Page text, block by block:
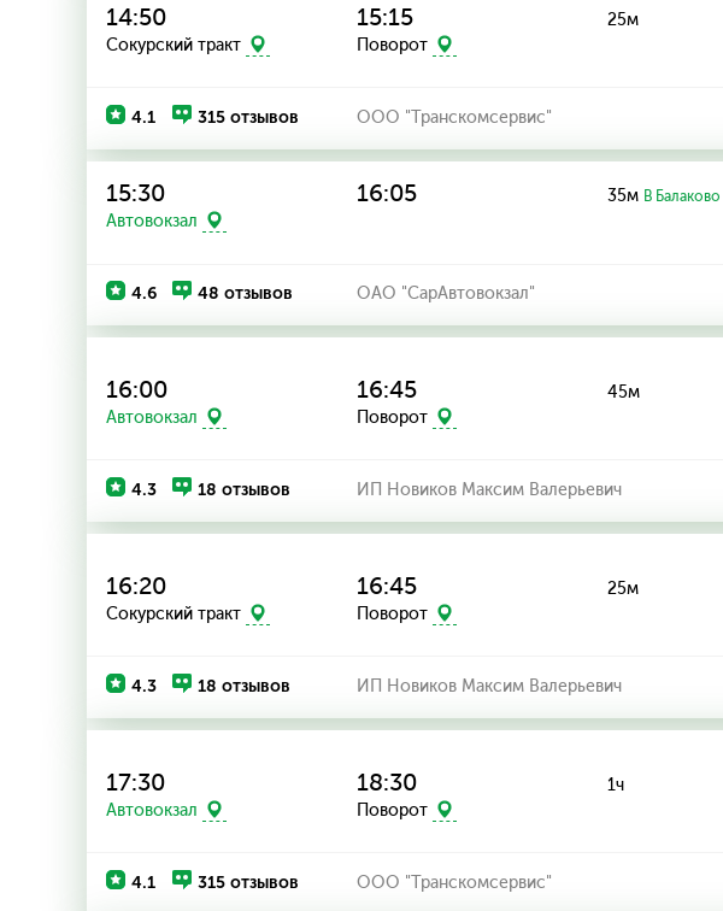
14:50
Сокурский тракт
15:15
Поворот
25м
4.1 315 отзывов ООО "Транскомсервис"
15:30
Автовокзал
16:05 35м В Балаково
4.6 48 отзывов ОАО "СарАвтовокзал"
16:00
Автовокзал
16:45
Поворот
45м
4.3 18 отзывов ИП Новиков Максим Валерьевич
16:20
Сокурский тракт
16:45
Поворот
25м
4.3 18 отзывов ИП Новиков Максим Валерьевич
17:30
Автовокзал
18:30
Поворот
1ч
4.1 315 отзывов ООО "Транскомсервис"